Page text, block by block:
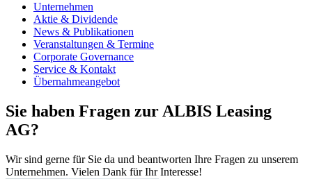
Unternehmen
Aktie & Dividende
News & Publikationen
Veranstaltungen & Termine
Corporate Governance
Service & Kontakt
Übernahmeangebot
Sie haben Fragen zur ALBIS Leasing
AG?
Wir sind gerne für Sie da und beantworten Ihre Fragen zu unserem
Unternehmen. Vielen Dank für Ihr Interesse!